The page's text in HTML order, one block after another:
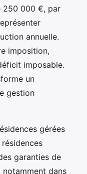
250 000 €, par
annuelle.
imposition,
imposable.
un
gestion
gérées
garanties de
dans